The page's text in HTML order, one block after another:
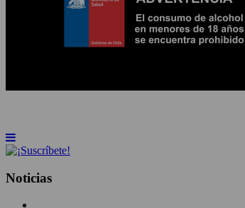
Noticias